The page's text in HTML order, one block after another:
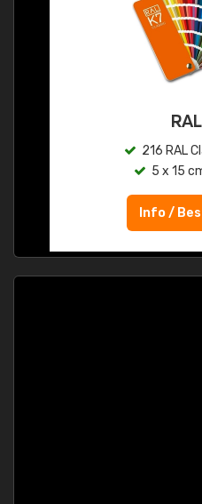
216 RAL
5 x 15
Info /